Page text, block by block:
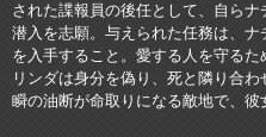
された諜報員の後任として、自ら
潜入を志願。与えられた任務は、
を入手すること。愛する人を守るた
リンダは身分を偽り、死と隣り合
瞬の油断が命取りになる敵地で、彼